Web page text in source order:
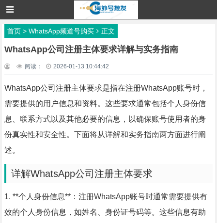
首页> WhatsApp频道号购买 正文
WhatsApp公司注册主体要求详解与实务指南
阅读： 2026-01-13 10:44:42
WhatsApp公司注册主体要求是指在注册WhatsApp账号时，
需要提供的用户信息和资料。这些要求通常包括个人身份信
息、联系方式以及其他必要的信息，以确保账号使用者的身
份真实性和安全性。下面将从详解和实务指南两方面进行阐
述。
详解WhatsApp公司注册主体要求
1. **个人身份信息**：注册WhatsApp账号时通常需要提供有
效的个人身份信息，如姓名、身份证号码等。这些信息有助